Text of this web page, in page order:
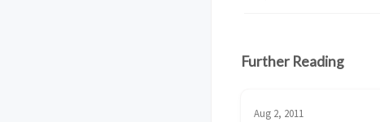
Further Reading
Aug 2, 2011